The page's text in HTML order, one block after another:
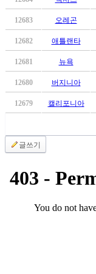
웹
미
진
미
진
약
미
12683 오레곤
12682 애틀랜타
12681 뉴욕
12680 버지니아
12679 캘리포니아
글쓰기